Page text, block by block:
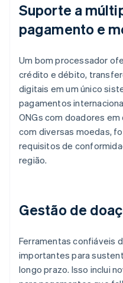
Suporte a
pagamento e
Um bom processador
crédito e débito,
digitais em um único
pagamentos
ONGs com doadores
com diversas moedas,
requisitos de
região.
Gestão de
Ferramentas confiáveis
importantes para
longo prazo. Isso inclui